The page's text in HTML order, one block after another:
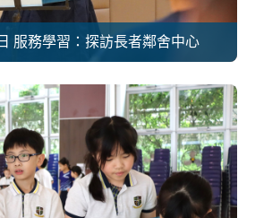
服務學習：探訪長者鄰舍中心